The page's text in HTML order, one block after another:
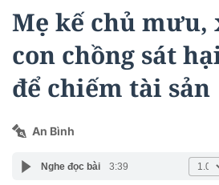
Mẹ kế chủ mưu,
con chồng sát
để chiếm tài sản
An Bình
Nghe đọc bài 3:39